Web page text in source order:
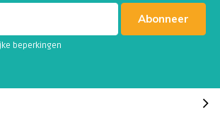
Abonneer
beperkingen